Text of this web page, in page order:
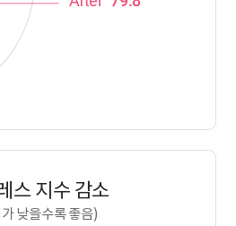
스 지수 감소
낮을수록 좋음)